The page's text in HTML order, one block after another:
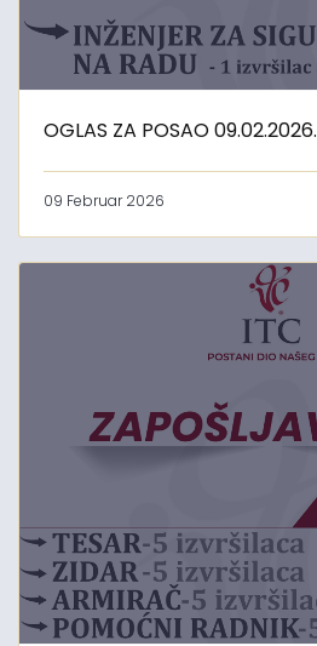
OGLAS ZA POSAO 09.02.2026.
09 Februar 2026